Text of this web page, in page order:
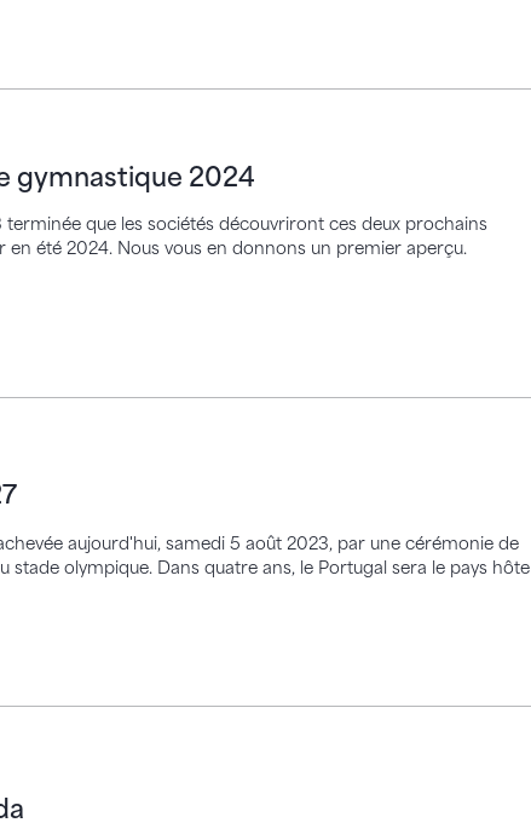
gymnastique 2024
que les sociétés découvriront ces deux prochains
été 2024. Nous vous en donnons un premier aperçu.
2024
aujourd'hui, samedi 5 août 2023, par une cérémonie de
olympique. Dans quatre ans, le Portugal sera le pays